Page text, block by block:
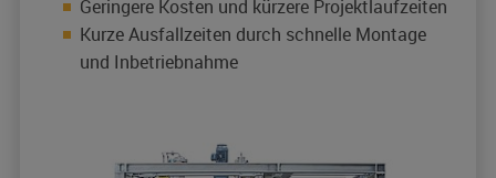
Geringere Kosten und kürzere Projektlaufzeiten
Kurze Ausfallzeiten durch schnelle Montage
und Inbetriebnahme